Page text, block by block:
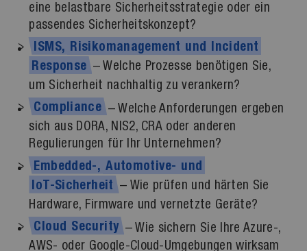
eine belastbare Sicherheitsstrategie oder ein
passendes Sicherheitskonzept?
ISMS, Risikomanagement und Incident
Response – Welche Prozesse benötigen Sie,
um Sicherheit nachhaltig zu verankern?
Compliance – Welche Anforderungen ergeben
sich aus DORA, NIS2, CRA oder anderen
Regulierungen für Ihr Unternehmen?
Embedded-, Automotive- und
IoT-Sicherheit – Wie prüfen und härten Sie
Hardware, Firmware und vernetzte Geräte?
Cloud Security – Wie sichern Sie Ihre Azure-,
AWS- oder Google-Cloud-Umgebungen wirksam